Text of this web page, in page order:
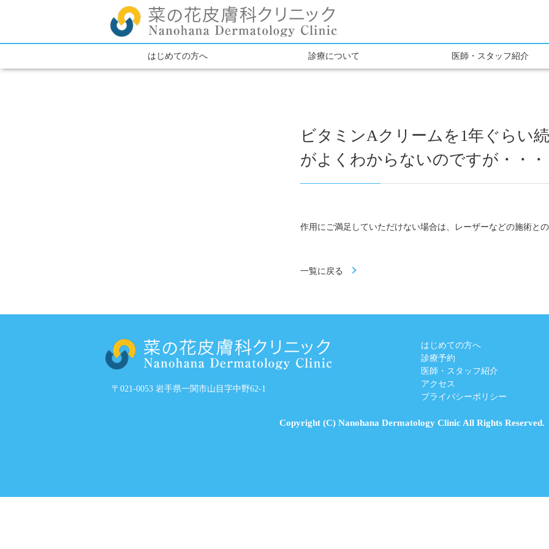
はじめての方へ 診療について 医師・スタッフ紹介
ビタミンAクリームを1年ぐらい
がよくわからないのですが・・・
作用にご満足していただけない場合は、レーザーなどの施術と
一覧に戻る
〒021-0053 岩手県一関市山目字中野62-1
はじめての方へ
診療予約
医師・スタッフ紹介
アクセス
プライバシーポリシー
Copyright (C) Nanohana Dermatology Clinic All Rights Reserved.